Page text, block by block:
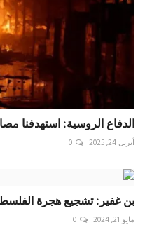
الدفاع الروسية: استهدفنا
أبريل 24, 2025 0
بن غفير: تشجيع هجرة
مايو 21, 2024 0